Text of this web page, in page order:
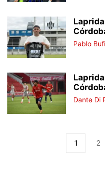
Pablo Bufi
Dante Di
1 2